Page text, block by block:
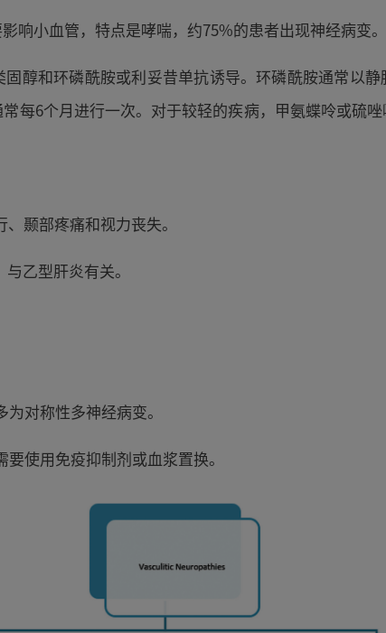
响小血管，特点是哮喘，约75%的患者出现神经病变。
醇和环磷酰胺或利妥昔单抗诱导。环磷酰胺通常以
每6个月进行一次。对于较轻的疾病，甲氨蝶呤或硫
颞部疼痛和视力丧失。
乙型肝炎有关。
对称性多神经病变。
使用免疫抑制剂或血浆置换。